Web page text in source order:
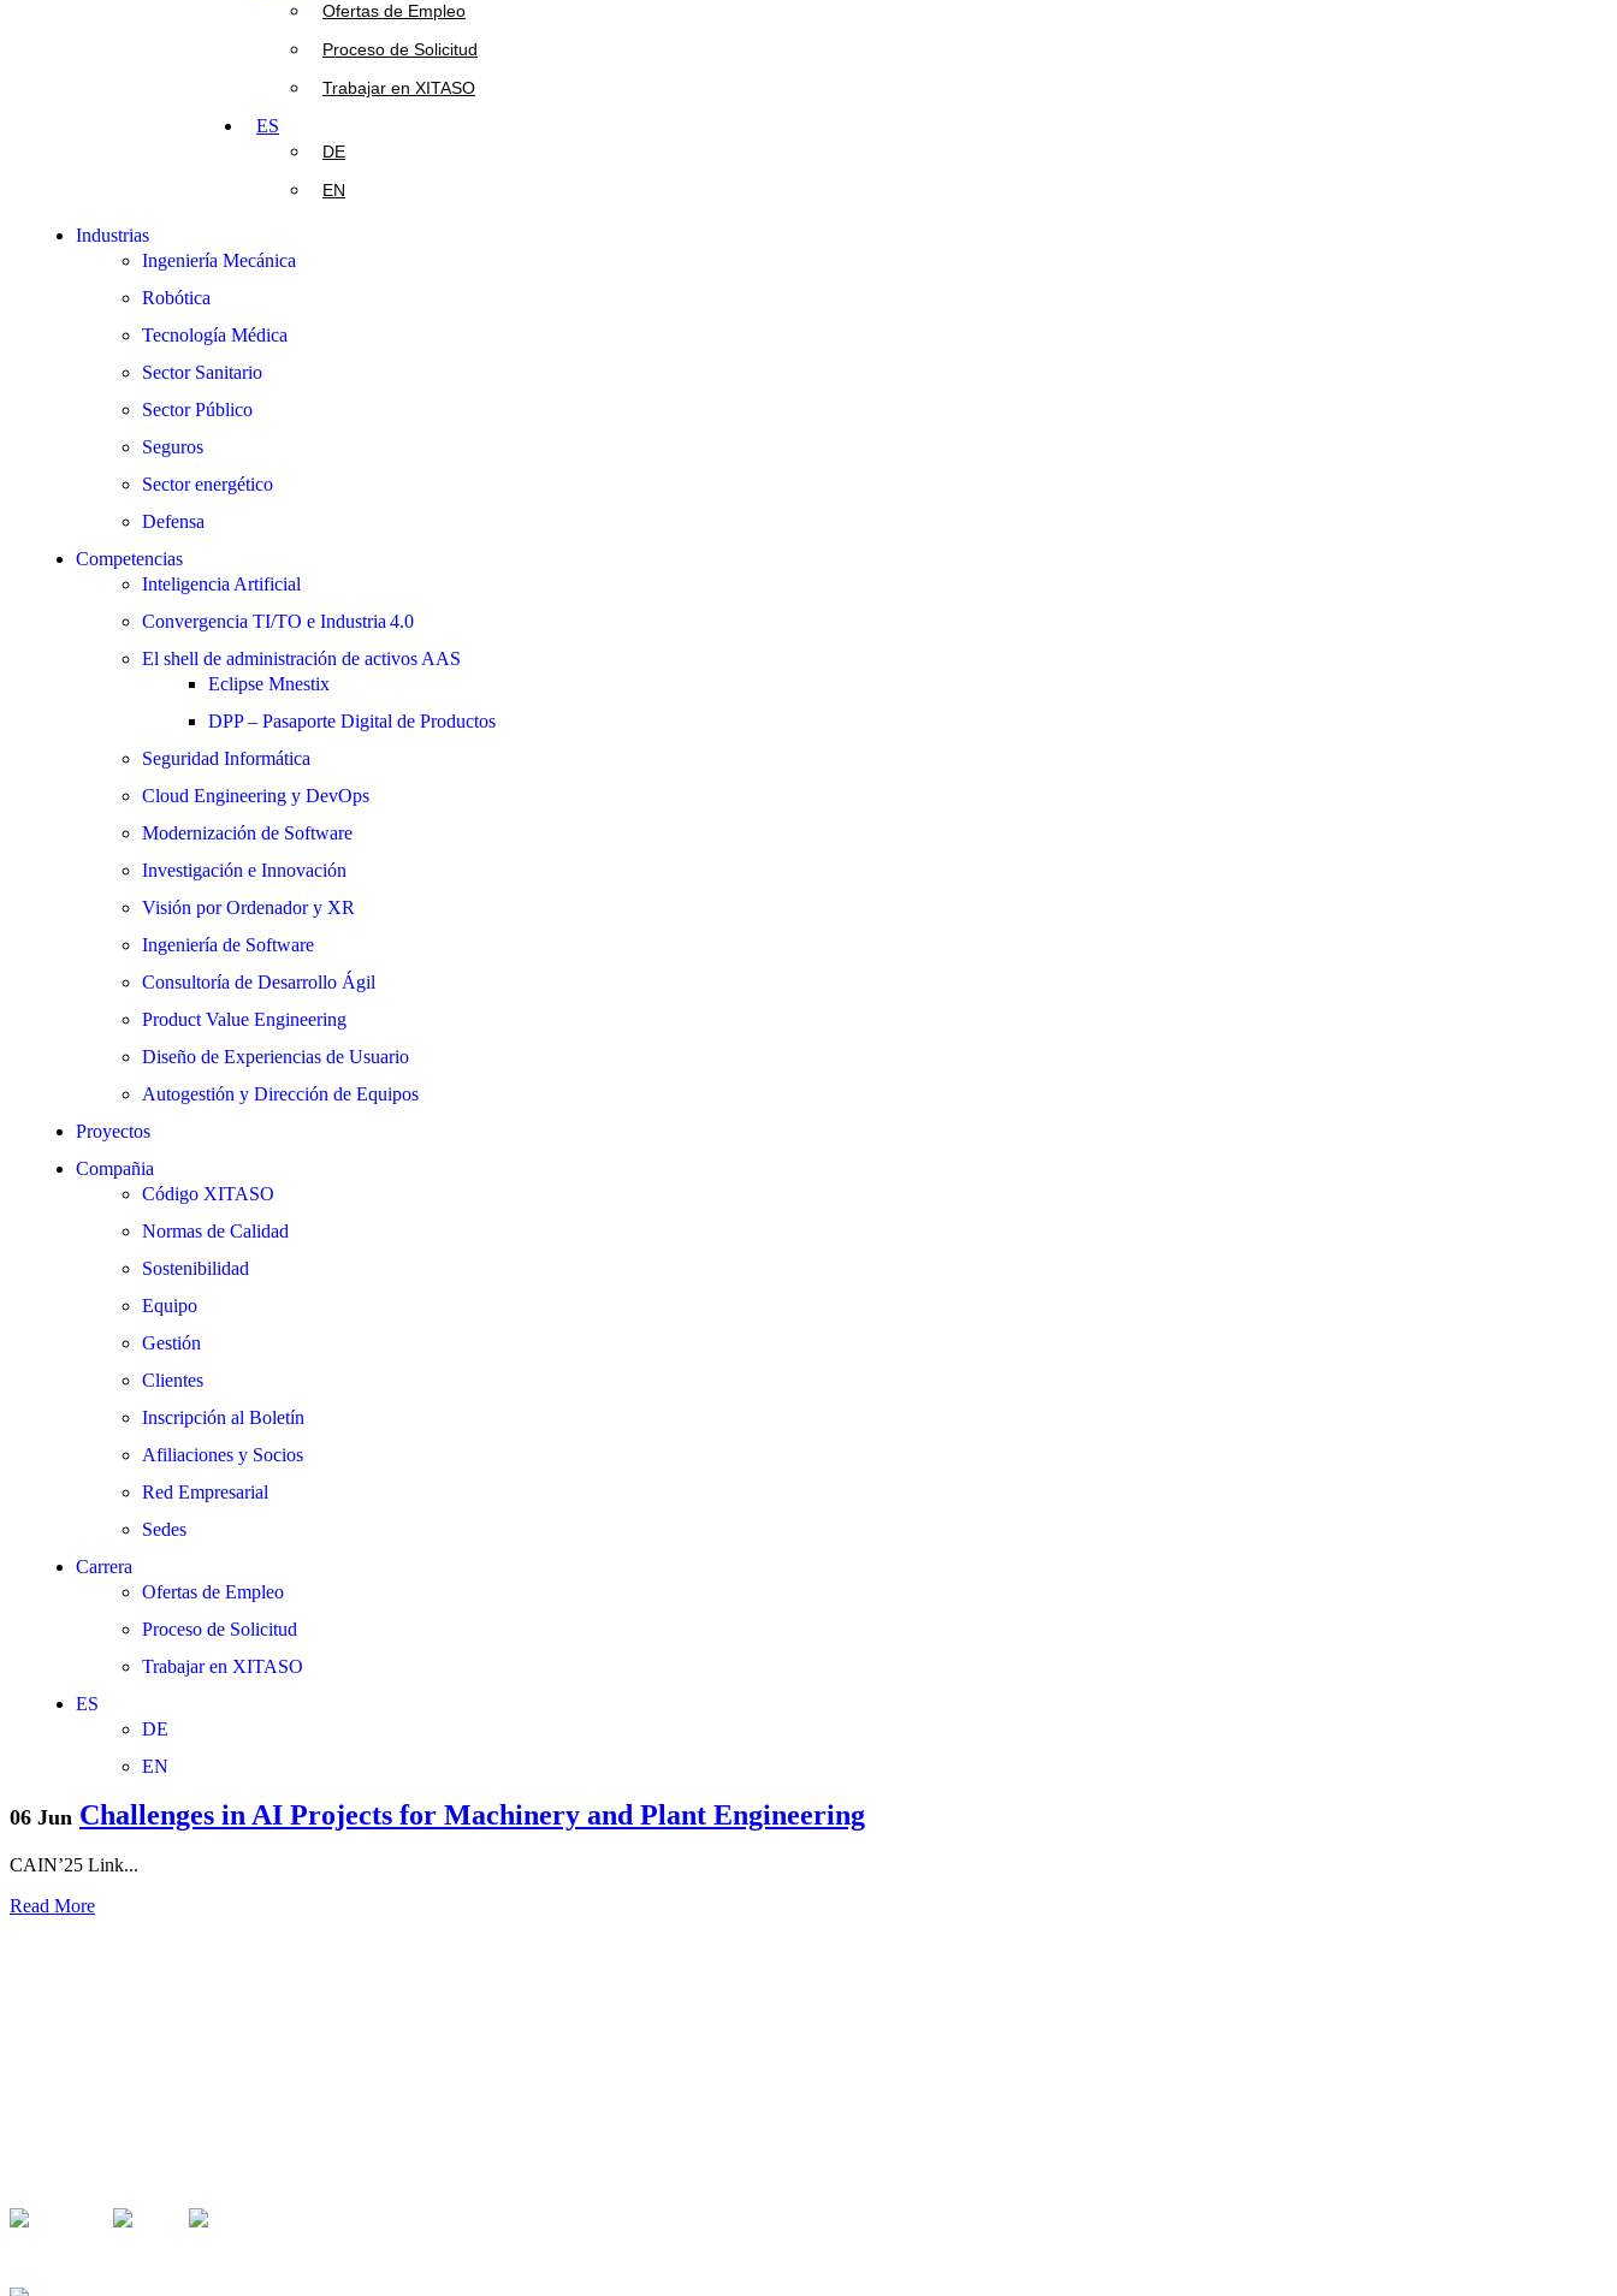
Ofertas de Empleo
Proceso de Solicitud
Trabajar en XITASO
ES
DE
EN
Industrias
Ingeniería Mecánica
Robótica
Tecnología Médica
Sector Sanitario
Sector Público
Seguros
Sector energético
Defensa
Competencias
Inteligencia Artificial
Convergencia TI/TO e Industria 4.0
El shell de administración de activos AAS
Eclipse Mnestix
DPP – Pasaporte Digital de Productos
Seguridad Informática
Cloud Engineering y DevOps
Modernización de Software
Investigación e Innovación
Visión por Ordenador y XR
Ingeniería de Software
Consultoría de Desarrollo Ágil
Product Value Engineering
Diseño de Experiencias de Usuario
Autogestión y Dirección de Equipos
Proyectos
Compañia
Código XITASO
Normas de Calidad
Sostenibilidad
Equipo
Gestión
Clientes
Inscripción al Boletín
Afiliaciones y Socios
Red Empresarial
Sedes
Carrera
Ofertas de Empleo
Proceso de Solicitud
Trabajar en XITASO
ES
DE
EN
06 Jun Challenges in AI Projects for Machinery and Plant Engineering
CAIN’25 Link...
Read More